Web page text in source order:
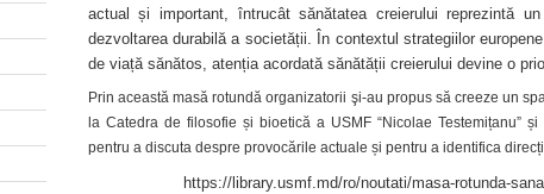
actual și important, întrucât sănătatea creierului reprezintă
dezvoltarea durabilă a societății. În contextul strategiilor
de viață sănătos, atenția acordată sănătății creierului devine o
Prin această masă rotundă organizatorii şi-au propus să creeze un
la Catedra de filosofie și bioetică a USMF “Nicolae Testemițanu”
pentru a discuta despre provocările actuale și pentru a identifica
https://library.usmf.md/ro/noutati/masa-rotunda-